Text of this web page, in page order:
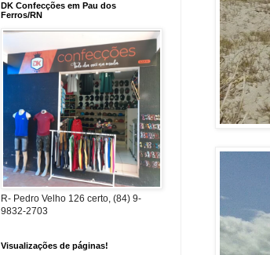
DK Confecções em Pau dos
Ferros/RN
R- Pedro Velho 126 certo, (84) 9-
9832-2703
Visualizações de páginas!